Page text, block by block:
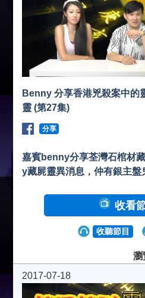
Benny 分享香港兇殺案中的
靈 (第27集)
分享
嘉賓benny分享荃灣石棺材
y藏屍靈異消息，仲有銀主盤
收看
收聽節目
瀏
2017-07-18